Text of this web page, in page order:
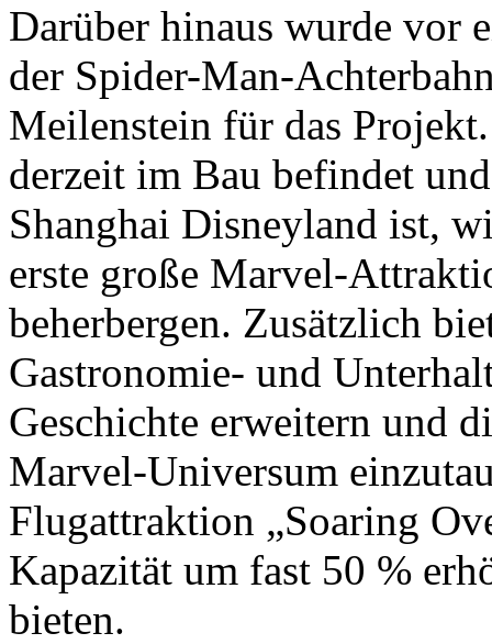
Darüber hinaus wurde vor
der Spider-Man-
Meilenstein für das
derzeit im Bau befindet
Shanghai Disneyland ist,
erste große Marvel-
beherbergen. Zusätzlich
Gastronomie- und
Geschichte erweitern und
Marvel-Universum
Flugattraktion „Soaring
Kapazität um fast 50 %
bieten.